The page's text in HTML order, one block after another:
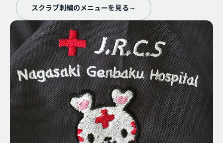
スクラブ刺繍のメニューを見る →